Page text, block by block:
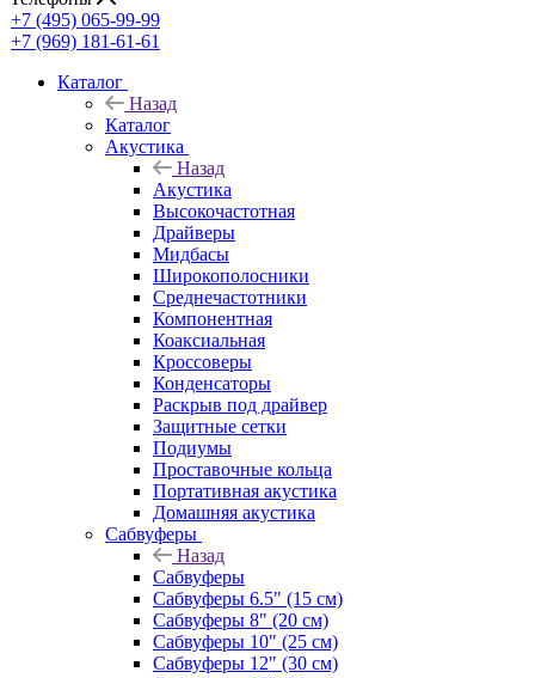
+7 (495) 065-99-99
+7 (969) 181-61-61
Каталог
Назад
Каталог
Акустика
Назад
Акустика
Высокочастотная
Драйверы
Мидбасы
Широкополосники
Среднечастотники
Компонентная
Коаксиальная
Кроссоверы
Конденсаторы
Раскрыв под драйвер
Защитные сетки
Подиумы
Проставочные кольца
Портативная акустика
Домашняя акустика
Сабвуферы
Назад
Сабвуферы
Сабвуферы 6.5" (15 см)
Сабвуферы 8" (20 см)
Сабвуферы 10" (25 см)
Сабвуферы 12" (30 см)